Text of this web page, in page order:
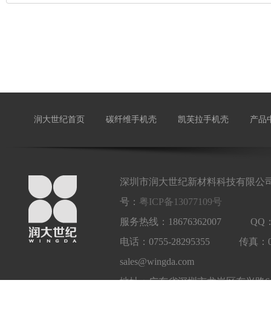
润大世纪首页 碳纤维手机壳 凯芙拉手机壳 产品
深圳市润大世纪新材料科技有限
号： 粤ICP备13077109号
服务热线：18676362007 QQ
电话：0755-28295355 传真
sales@wingda.com
地址：广东省深圳市龙岗区东兴路